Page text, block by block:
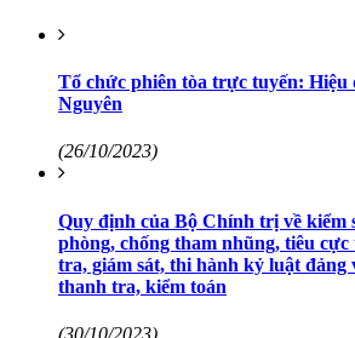
Tổ chức phiên tòa trực tuyến:
Nguyên
(26/10/2023)
Quy định của Bộ Chính trị về kiểm
phòng, chống tham nhũng, tiêu
tra, giám sát, thi hành kỷ luật đảng
thanh tra, kiểm toán
(30/10/2023)